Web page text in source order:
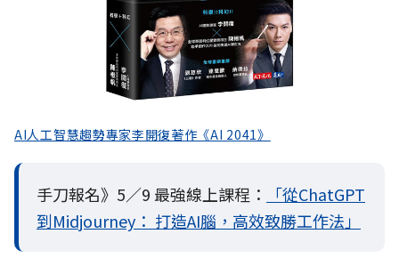
AI人工智慧趨勢專家李開復著作《AI 2041》
手刀報名》5／9 最強線上課程：
「從ChatGPT
到Midjourney： 打造AI腦，高效致勝工作法」